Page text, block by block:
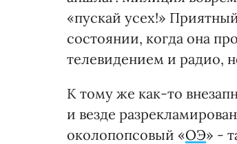
«пускай усех!»
состоянии, когда она
телевидением и радио,
К тому же как-то
и везде
околопопсовый «ОЭ» -